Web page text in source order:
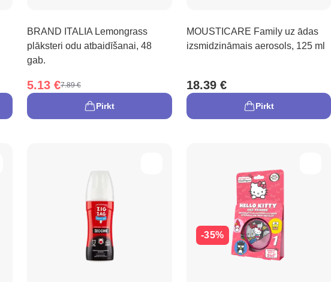
BRAND ITALIA Lemongrass
plāksteri odu atbaidīšanai, 48
gab.
5.13 €7.89 €
Pirkt
MOUSTICARE Family uz ādas
izsmidzināmais aerosols, 125 ml
18.39 €
Pirkt
-35%